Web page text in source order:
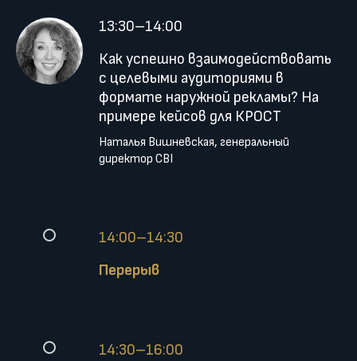
13:30–14:00
Как успешно взаимодействовать
с целевыми аудиториями в
формате наружной рекламы? На
примере кейсов для КРОСТ
Наталья Вишневская, генеральный
директор CBI
14:00–14:30
Перерыв
14:30–16:00